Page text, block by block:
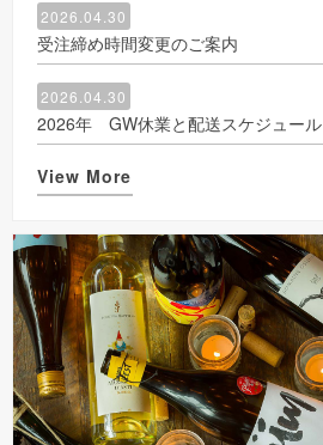
2026.04.30
受注締め時間変更のご案内
2026.04.30
2026年 GW休業と配送スケジュール
View More